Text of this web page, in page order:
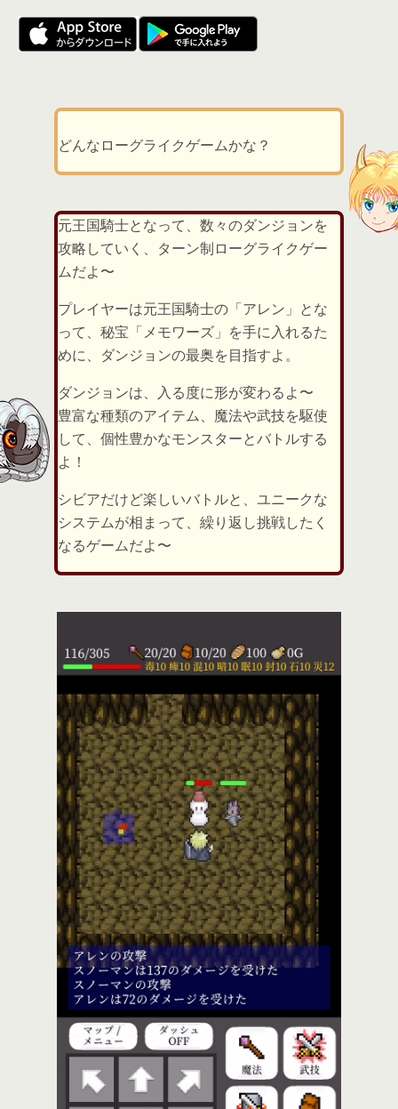
どんなローグライクゲームかな？
元王国騎士となって、数々のダンジョンを
攻略していく、ターン制ローグライクゲー
ムだよ〜
プレイヤーは元王国騎士の「アレン」とな
って、秘宝「メモワーズ」を手に入れるた
めに、ダンジョンの最奥を目指すよ。
ダンジョンは、入る度に形が変わるよ〜
豊富な種類のアイテム、魔法や武技を駆使
して、個性豊かなモンスターとバトルする
よ！
シビアだけど楽しいバトルと、ユニークな
システムが相まって、繰り返し挑戦したく
なるゲームだよ〜